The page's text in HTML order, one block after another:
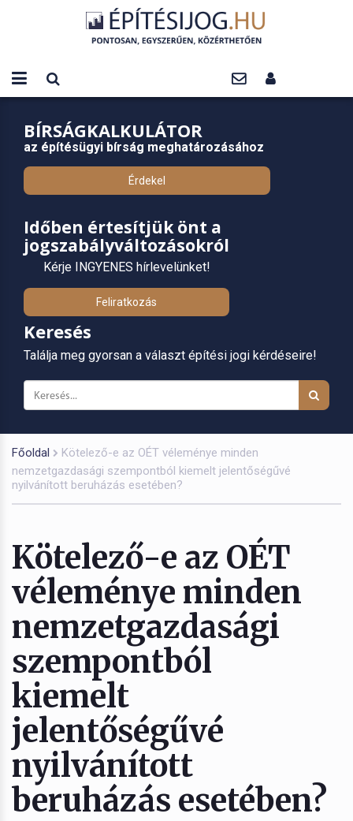
BÍRSÁGKALKULÁTOR
az építésügyi bírság meghatározásához
Érdekel
Időben értesítjük önt a
jogszabályváltozásokról
Kérje INGYENES hírlevelünket!
Feliratkozás
Keresés
Találja meg gyorsan a választ építési jogi kérdéseire!
Főoldal
Kötelező-e az OÉT véleménye minden
nemzetgazdasági szempontból kiemelt jelentőségűvé
nyilvánított beruházás esetében?
Kötelező-e az OÉT
véleménye minden
nemzetgazdasági
szempontból
kiemelt
jelentőségűvé
nyilvánított
beruházás esetében?